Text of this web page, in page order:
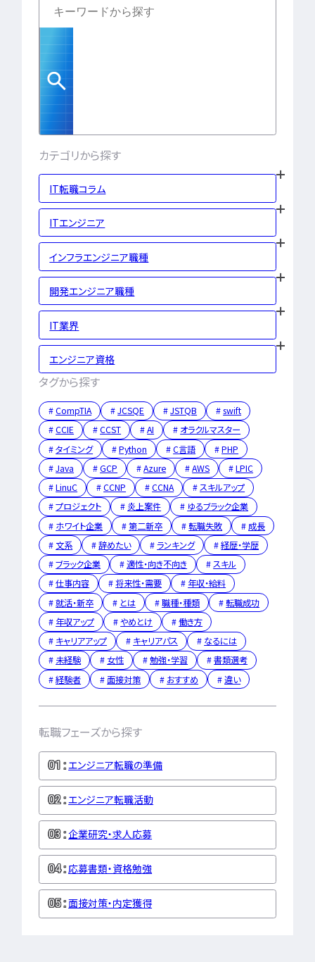
転職フェーズから探す
個人情報の取り扱い
個人情報保護方針
カテゴリから探す
IT転職コラム
ITエンジニア
インフラエンジニア職種
開発エンジニア職種
IT業界
エンジニア資格
タグから探す
CompTIA JCSQE JSTQB
swift
CCIE
CCST AI
オラクルマスター
タイミング
Python C言語
PHP
Java
GCP Azure AWS
LPIC
LinuC
CCNP CCNA
スキルアップ
プロジェクト
炎上案件
ゆるブラック企業
ホワイト企業
第二新卒 転職失敗
成長
文系
辞めたい ランキング
経歴・学歴
ブラック企業
適性・向き不向き
スキル
仕事内容
将来性・需要
年収・給料
就活・新卒
とは 職種・種類
転職成功
年収アップ
やめとけ
働き方
キャリアアップ
キャリアパス
なるには
未経験
女性 勉強・学習
書類選考
経験者
面接対策 おすすめ 違い
転職フェーズから探す
エンジニア転職の準備
エンジニア転職活動
企業研究・求人応募
応募書類・資格勉強
面接対策・内定獲得